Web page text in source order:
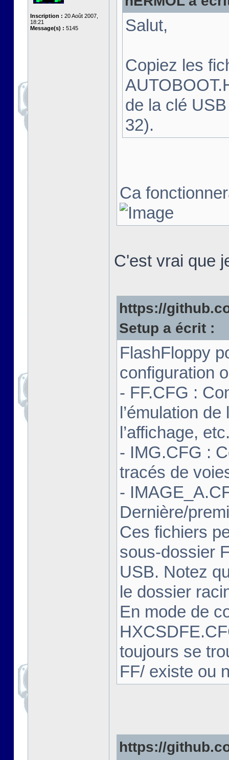
Inscription : 20 Août 2007,
18:21
Message(s) : 5145 Salut,
Copiez les
de la clé
32).
Ca
C'est vrai que
https://
Setup a écrit :
FlashFloppy
configuration
- FF.CFG :
l’émulation
l’affichage,
- IMG.CFG :
tracés de
-
Dernière/
Ces fichiers
sous-dossier
USB. Notez
le dossier
En mode de
toujours se
FF/ existe ou
https://